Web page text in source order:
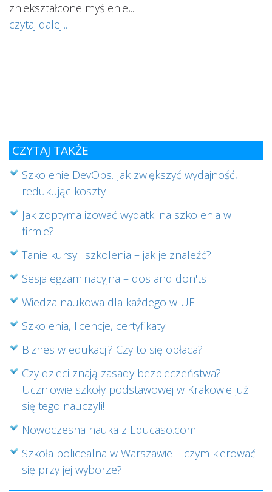
zniekształcone myślenie,...
czytaj dalej...
CZYTAJ TAKŻE
Szkolenie DevOps. Jak zwiększyć wydajność,
redukując koszty
Jak zoptymalizować wydatki na szkolenia w
firmie?
Tanie kursy i szkolenia – jak je znaleźć?
Sesja egzaminacyjna – dos and don'ts
Wiedza naukowa dla każdego w UE
Szkolenia, licencje, certyfikaty
Biznes w edukacji? Czy to się opłaca?
Czy dzieci znają zasady bezpieczeństwa?
Uczniowie szkoły podstawowej w Krakowie już
się tego nauczyli!
Nowoczesna nauka z Educaso.com
Szkoła policealna w Warszawie – czym kierować
się przy jej wyborze?